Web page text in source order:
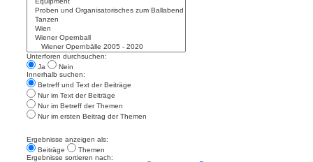
Unterforen durchsuchen:
Ja
Nein
Innerhalb suchen:
Betreff und Text der Beiträge
Nur im Text der Beiträge
Nur im Betreff der Themen
Nur im ersten Beitrag der Themen
Ergebnisse anzeigen als:
Beiträge
Themen
Ergebnisse sortieren nach: